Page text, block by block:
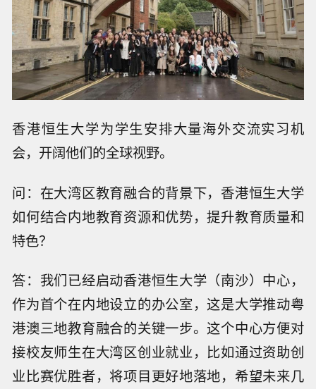
香港恒生大学为学生安排大量海外交流实习机
会，开阔他们的全球视野。
问：在大湾区教育融合的背景下，香港恒生大学
如何结合内地教育资源和优势，提升教育质量和
特色？
答：我们已经启动香港恒生大学（南沙）中心，
作为首个在内地设立的办公室，这是大学推动粤
港澳三地教育融合的关键一步。这个中心方便对
接校友师生在大湾区创业就业，比如通过资助创
业比赛优胜者，将项目更好地落地，希望未来几